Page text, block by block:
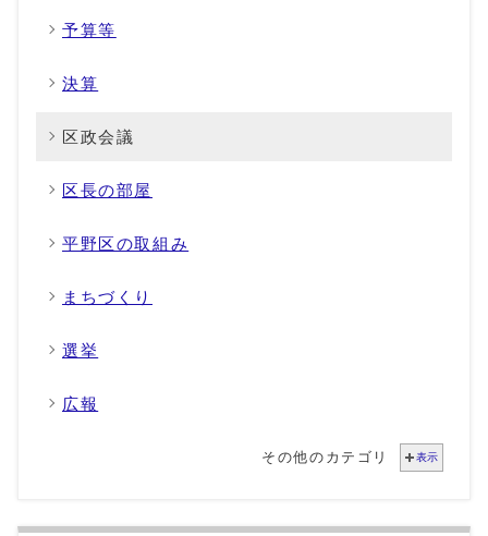
予算等
決算
区政会議
区長の部屋
平野区の取組み
まちづくり
選挙
広報
その他のカテゴリ 表示